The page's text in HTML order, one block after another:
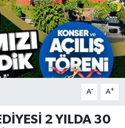
A- A+
2 YILDA 30